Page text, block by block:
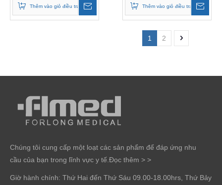
Thêm vào giỏ điều tra Thêm vào giỏ điều tra
1 2
Chúng tôi cung cấp một loạt các sản phẩm để đáp ứng nhu
cầu của bạn trong lĩnh vực y tế. Đọc thêm > >
Giờ hành chính: Thứ Hai đến Thứ Sáu 09.00-18.00hrs, Thứ Bảy